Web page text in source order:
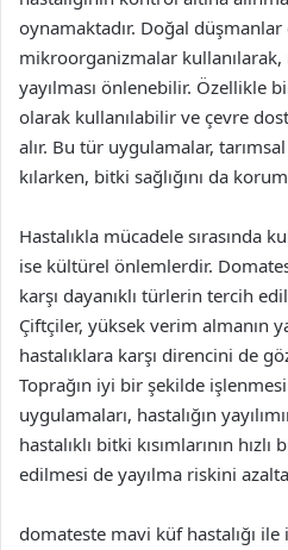
oynamaktadır. Doğal
mikroorganizmalar kullanılarak,
yayılması önlenebilir. Özellikle
olarak kullanılabilir ve çevre
alır. Bu tür uygulamalar,
kılarken, bitki sağlığını da
Hastalıkla mücadele sırasında
ise kültürel önlemlerdir.
karşı dayanıklı türlerin tercih
Çiftçiler, yüksek verim almanın
hastalıklara karşı direncini de
Toprağın iyi bir şekilde
uygulamaları, hastalığın
hastalıklı bitki kısımlarının
edilmesi de yayılma riskini
domateste mavi küf hastalığı